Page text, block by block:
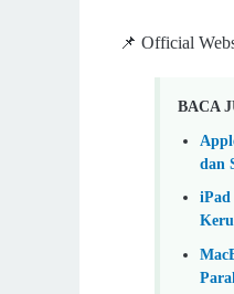
📌 Official
BACA
dan
iPad